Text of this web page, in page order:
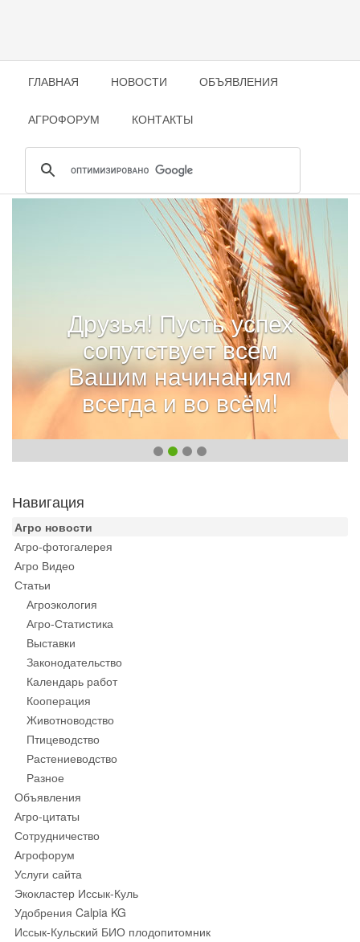
ГЛАВНАЯ НОВОСТИ ОБЪЯВЛЕНИЯ
АГРОФОРУМ КОНТАКТЫ
Друзья! Пусть успех
сопутствует всем
Вашим начинаниям
всегда и во всём!
Навигация
Агро новости
Агро-фотогалерея
Агро Видео
Статьи
Агроэкология
Агро-Статистика
Выставки
Законодательство
Календарь работ
Кооперация
Животноводство
Птицеводство
Растениеводство
Разное
Объявления
Агро-цитаты
Сотрудничество
Агрофорум
Услуги сайта
Экокластер Иссык-Куль
Удобрения Calpia KG
Иссык-Кульский БИО плодопитомник